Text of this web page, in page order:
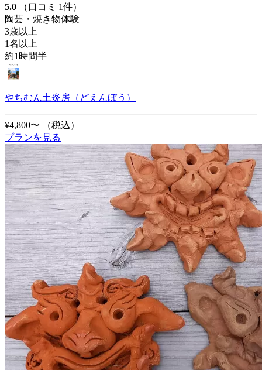
5.0
（口コミ 1件）
陶芸・焼き物体験
3歳以上
1名以上
約1時間半
やちむん土炎房（どえんぼう）
¥4,800〜
（税込）
プランを見る